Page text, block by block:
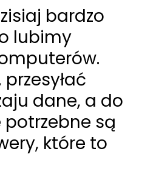
bardzo
lubimy
dane, a do
potrzebne są
które to